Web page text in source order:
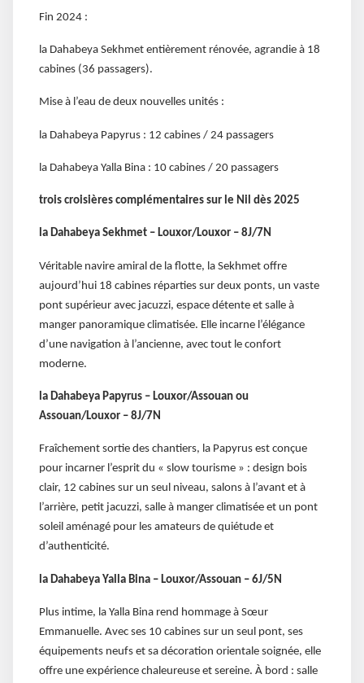
Fin 2024 :
la Dahabeya Sekhmet entièrement rénovée, agrandie à 18
cabines (36 passagers).
Mise à l’eau de deux nouvelles unités :
la Dahabeya Papyrus : 12 cabines / 24 passagers
la Dahabeya Yalla Bina : 10 cabines / 20 passagers
trois croisières complémentaires sur le Nil dès 2025
la Dahabeya Sekhmet – Louxor/Louxor – 8J/7N
Véritable navire amiral de la flotte, la Sekhmet offre
aujourd’hui 18 cabines réparties sur deux ponts, un vaste
pont supérieur avec jacuzzi, espace détente et salle à
manger panoramique climatisée. Elle incarne l’élégance
d’une navigation à l’ancienne, avec tout le confort
moderne.
la Dahabeya Papyrus – Louxor/Assouan ou
Assouan/Louxor – 8J/7N
Fraîchement sortie des chantiers, la Papyrus est conçue
pour incarner l’esprit du « slow tourisme » : design bois
clair, 12 cabines sur un seul niveau, salons à l’avant et à
l’arrière, petit jacuzzi, salle à manger climatisée et un pont
soleil aménagé pour les amateurs de quiétude et
d’authenticité.
la Dahabeya Yalla Bina – Louxor/Assouan – 6J/5N
Plus intime, la Yalla Bina rend hommage à Sœur
Emmanuelle. Avec ses 10 cabines sur un seul pont, ses
équipements neufs et sa décoration orientale soignée, elle
offre une expérience chaleureuse et sereine. À bord : salle